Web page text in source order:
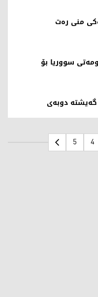
منی رەت
سووریا بۆ
گەیشتە دوبەی
4
5